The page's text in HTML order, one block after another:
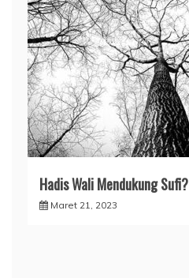
Hadis Wali Mendukung Sufi?
Maret 21, 2023